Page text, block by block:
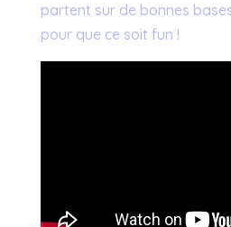
partent sur de bonnes
pour que ce soit fun !